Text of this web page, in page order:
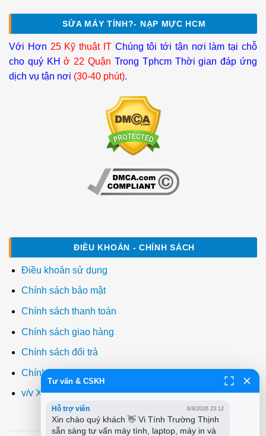
SỬA MÁY TÍNH?- NẠP MỰC HCM
Với Hơn 25 Kỹ thuật ITChúng tôi tới tận nơi làm tại chỗ
cho quý KHở 22 Quận Trong Tphcm Thời gian đáp ứng
dịch vụ tận nơi (30-40 phút).
ĐIỀU KHOẢN - CHÍNH SÁCH
Điều khoản sử dụng
Chính sách bảo mật
Chính sách thanh toán
Chính sách giao hàng
Chính sách đổi trả
Chính sách bảo hành
v/v Xuất hóa đơn đỏ VAT
Tư vấn & CSKH
Hỗ trợ viên 6/8/2026 23:12
Xin chào quý khách 👋 Vi Tính Trường Thịnh
sẵn sàng tư vấn máy tính, laptop, máy in và